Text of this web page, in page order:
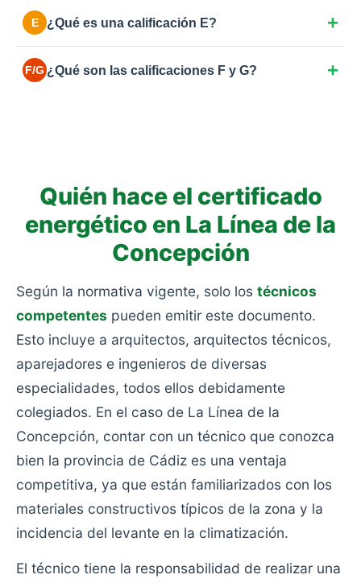
Eficiencia estándar. Cumple normativa básica de
hace unos años. Margen de mejora en aislamiento o
en la caldera.
E ¿Qué es una calificación E?
La más común en España para viviendas anteriores
a 2007. Consumo moderado-alto por ventanas
F/G ¿Qué son las calificaciones F y G?
Quién hace el certificado
energético en La Línea de la
Concepción
Según la normativa vigente, solo los técnicos
competentes pueden emitir este documento.
Esto incluye a arquitectos, arquitectos técnicos,
aparejadores e ingenieros de diversas
especialidades, todos ellos debidamente
colegiados. En el caso de La Línea de la
Concepción, contar con un técnico que conozca
bien la provincia de Cádiz es una ventaja
competitiva, ya que están familiarizados con los
materiales constructivos típicos de la zona y la
incidencia del levante en la climatización.
El técnico tiene la responsabilidad de realizar una